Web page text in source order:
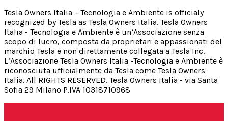
Tesla Owners Italia – Tecnologia e Ambiente is officialy
recognized by Tesla as Tesla Owners Italia. Tesla Owners
Italia - Tecnologia e Ambiente è un’Associazione senza
scopo di lucro, composta da proprietari e appassionati del
marchio Tesla e non direttamente collegata a Tesla Inc.
L’Associazione Tesla Owners Italia -Tecnologia e Ambiente è
riconosciuta ufficialmente da Tesla come Tesla Owners
Italia. All RIGHTS RESERVED. Tesla Owners Italia - via Santa
Sofia 29 Milano P.IVA 10318710968